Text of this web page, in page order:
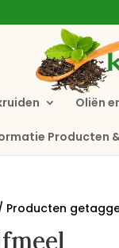
Oliën
Producten